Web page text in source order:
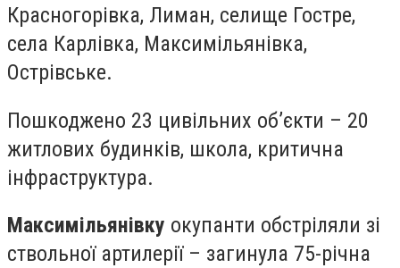
Красногорівка, Лиман, селище Гостре,
села Карлівка, Максимільянівка,
Острівське.
Пошкоджено 23 цивільних об’єкти – 20
житлових будинків, школа, критична
інфраструктура.
Максимільянівку окупанти обстріляли зі
ствольної артилерії – загинула 75-річна